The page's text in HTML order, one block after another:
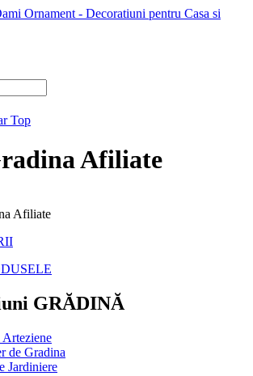
Ornament - Decoratiuni pentru Casa si
Top
Afiliate
Afiliate
GRĂDINĂ
Arteziene
de Gradina
Jardiniere